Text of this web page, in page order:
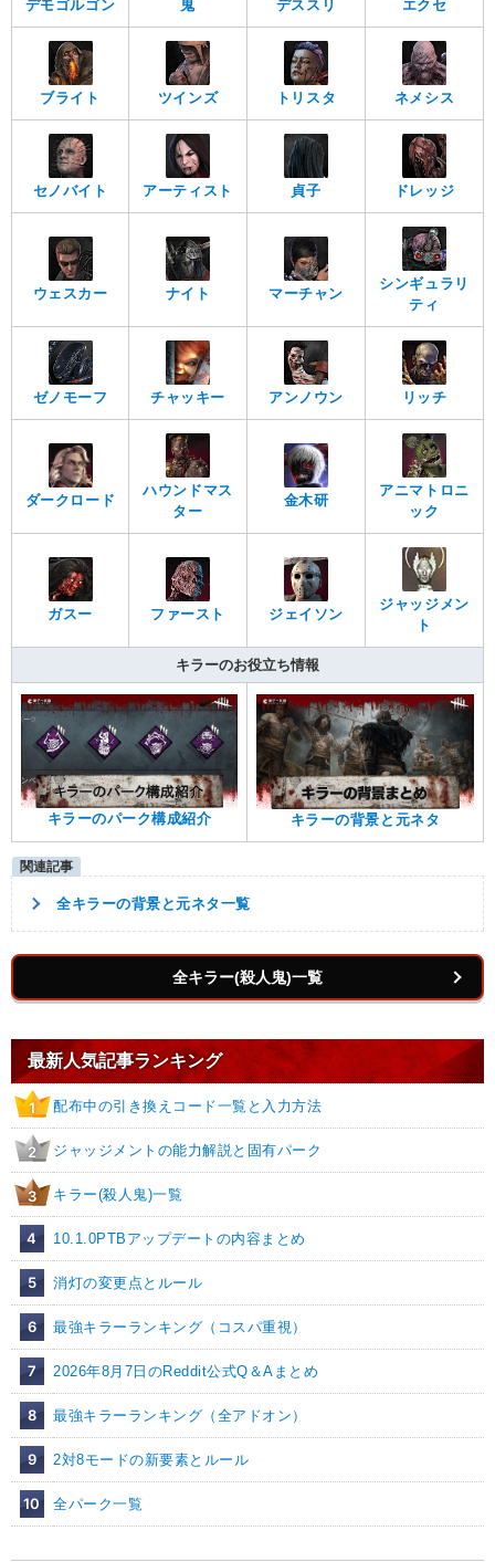
デモゴルゴン 鬼 デススリ エクセ
ブライト ツインズ トリスタ ネメシス
セノバイト アーティスト 貞子 ドレッジ
ウェスカー ナイト マーチャン
シンギュラリ
ティ
ゼノモーフ チャッキー アンノウン リッチ
ダークロード
ハウンドマス
ター
金木研
アニマトロニ
ック
ガスー ファースト ジェイソン
ジャッジメン
ト
キラーのお役立ち情報
キラーのパーク構成紹介 キラーの背景と元ネタ
全キラーの背景と元ネタ一覧
全キラー(殺人鬼)一覧
最新人気記事ランキング
1 配布中の引き換えコード一覧と入力方法
2 ジャッジメントの能力解説と固有パーク
3 キラー(殺人鬼)一覧
4 10.1.0PTBアップデートの内容まとめ
5 消灯の変更点とルール
6 最強キラーランキング（コスパ重視）
7 2026年8月7日のReddit公式Q＆Aまとめ
8 最強キラーランキング（全アドオン）
9 2対8モードの新要素とルール
10 全パーク一覧